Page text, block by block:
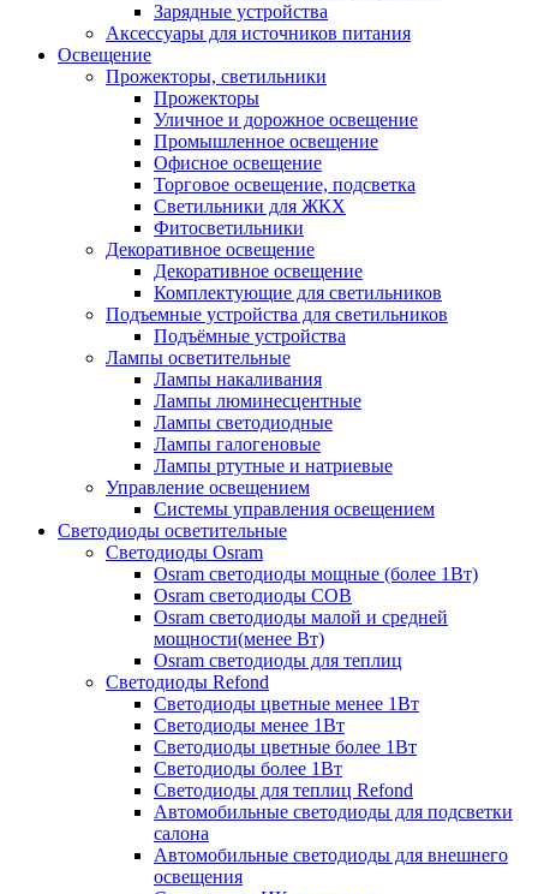
Зарядные устройства
Аксессуары для источников питания
Освещение
Прожекторы, светильники
Прожекторы
Уличное и дорожное освещение
Промышленное освещение
Офисное освещение
Торговое освещение, подсветка
Светильники для ЖКХ
Фитосветильники
Декоративное освещение
Декоративное освещение
Комплектующие для светильников
Подъемные устройства для светильников
Подъёмные устройства
Лампы осветительные
Лампы накаливания
Лампы люминесцентные
Лампы светодиодные
Лампы галогеновые
Лампы ртутные и натриевые
Управление освещением
Системы управления освещением
Светодиоды осветительные
Светодиоды Osram
Osram светодиоды мощные (более 1Вт)
Osram светодиоды COB
Osram светодиоды малой и средней
мощности(менее Вт)
Osram светодиоды для теплиц
Светодиоды Refond
Светодиоды цветные менее 1Вт
Светодиоды менее 1Вт
Светодиоды цветные более 1Вт
Светодиоды более 1Вт
Светодиоды для теплиц Refond
Автомобильные светодиоды для подсветки
салона
Автомобильные светодиоды для внешнего
освещения